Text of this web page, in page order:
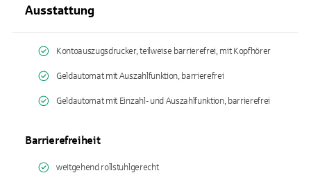
Ausstattung
Kontoauszugsdrucker, teilweise barrierefrei, mit Kopfhörer
Geldautomat mit Auszahlfunktion, barrierefrei
Geldautomat mit Einzahl- und Auszahlfunktion, barrierefrei
Barrierefreiheit
weitgehend rollstuhlgerecht